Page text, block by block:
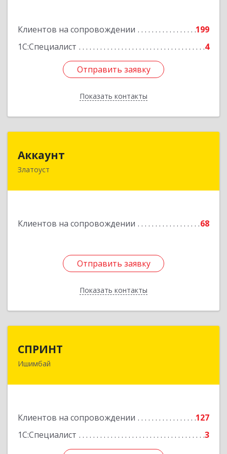
Клиентов на сопровождении
199
1С:Специалист
4
Отправить заявку
Показать контакты
Отправить заявку
Назад
Аккаунт
Златоуст
Клиентов на сопровождении 68
Отправить заявку
Показать контакты
456200, Челябинская обл, Златоуст г, 40-летия
Отправить заявку
Назад
СПРИНТ
Ишимбай
Клиентов на сопровождении
127
1С:Специалист
3
453201, Башкортостан Респ, Ишимбайский р-н,